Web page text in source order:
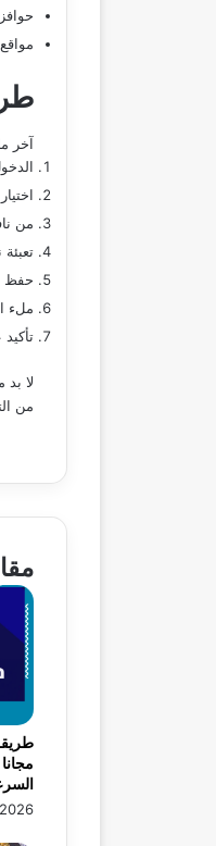
حوافز تبلغ
آخر
من
حفظ
ملء
لا
من